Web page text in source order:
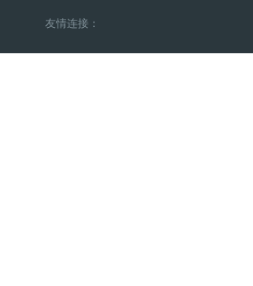
友情连接：